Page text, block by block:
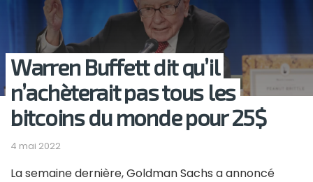
Warren Buffett dit qu’il
n’achèterait pas tous les
bitcoins du monde pour 25$
4 mai 2022
La semaine dernière, Goldman Sachs a annoncé